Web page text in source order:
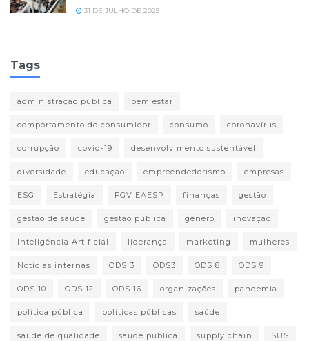
31 DE JULHO DE 2025
Tags
administração pública bem estar
comportamento do consumidor consumo coronavírus
corrupção covid-19 desenvolvimento sustentável
diversidade educação empreendedorismo empresas
ESG Estratégia FGV EAESP finanças gestão
gestão de saúde gestão pública gênero inovação
Inteligência Artificial liderança marketing mulheres
Notícias internas ODS 3 ODS3 ODS 8 ODS 9
ODS 10 ODS 12 ODS 16 organizações pandemia
política pública políticas públicas saúde
saúde de qualidade saúde pública supply chain SUS